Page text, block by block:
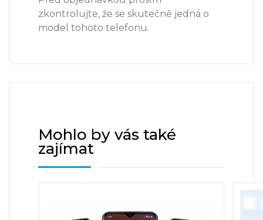
zkontrolujte, že se skutečně jedná o
model tohoto telefonu.
Mohlo by vás také
zajímat